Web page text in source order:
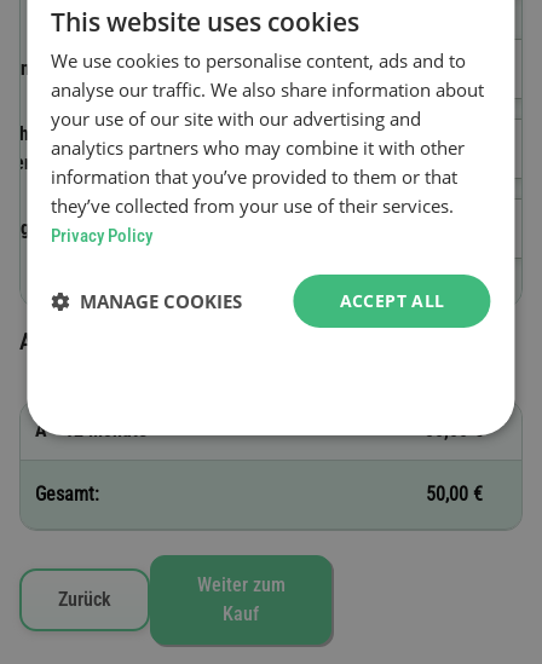
Kennzeichen
Fahrzeug-
Identifizierungsnummer (FIN)
Beginn der Gültigkeit
Ausgewählte Vignetten
A - 12 Monate 50,00 €
Gesamt: 50,00 €
Zurück
Weiter zum
Kauf
This website uses cookies
We use cookies to personalise content, ads and to
analyse our traffic. We also share information about
your use of our site with our advertising and
analytics partners who may combine it with other
information that you’ve provided to them or that
they’ve collected from your use of their services.
Privacy Policy
ACCEPT ALL
MANAGE COOKIES